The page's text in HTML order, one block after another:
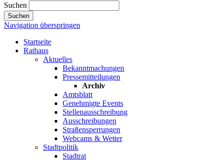
Suchen
Suchen
Navigation überspringen
Startseite
Rathaus
Aktuelles
Bekanntmachungen
Pressemitteilungen
Archiv
Amtsblatt
Genehmigte Events
Stellenausschreibung
Ausschreibungen
Straßensperrungen
Webcams & Wetter
Stadtpolitik
Stadtrat